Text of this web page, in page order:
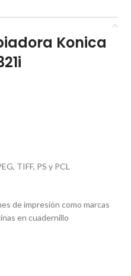
Konica
TIFF, PS y PCL
de impresión como marcas
en cuadernillo